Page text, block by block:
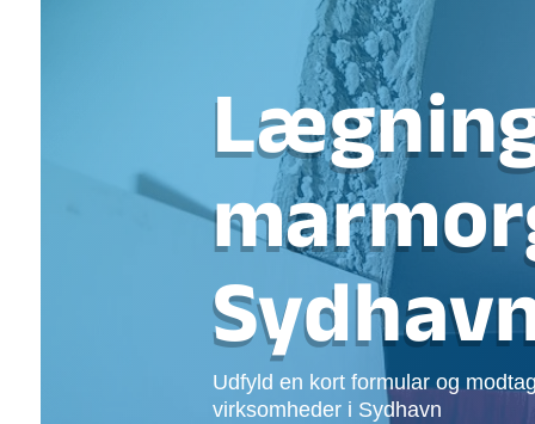
Cykel reparation
Flyttehjælp
Gulvlaminering
Hårde hvidevare
Hjælp til mobil, pc,
Installation af
Møbelsamling og
Ophængning af
Opsætning af
Tømrer
Tunge løft
Se alle...
Udfyld en kort formular og
virksomheder i Sydhavn